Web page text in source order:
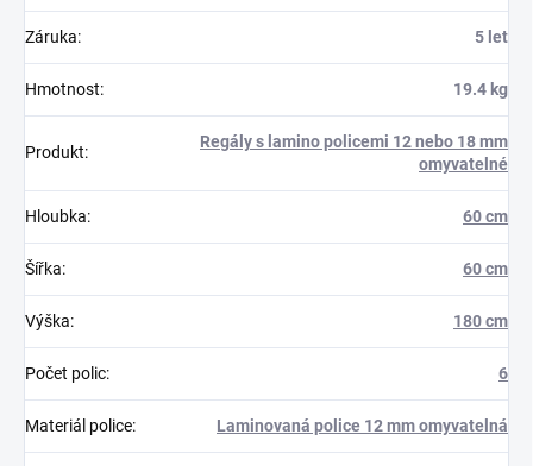
Záruka: 5 let
Hmotnost: 19.4 kg
Produkt:
Regály s lamino policemi 12 nebo 18 mm
omyvatelné
Hloubka: 60 cm
Šířka: 60 cm
Výška: 180 cm
Počet polic: 6
Materiál police: Laminovaná police 12 mm omyvatelná